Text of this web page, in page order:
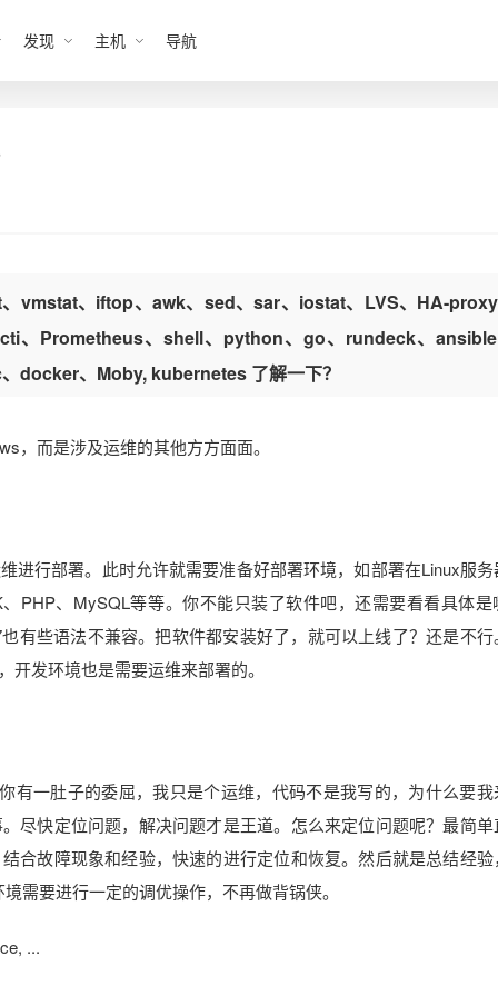
发现 主机 导航
vmstat、iftop、awk、sed、sar、iostat、LVS、HA-
、Prometheus、shell、python、go、rundeck、
、Moby, kubernetes 了解一下？
，而是涉及运维的其他方方面面。
进行部署。此时允许就需要准备好部署环境，如部署在Linux服
PHP、MySQL等等。你不能只装了软件吧，还需要看看具体是
有些语法不兼容。把软件都安装好了，就可以上线了？还是不
发环境也是需要运维来部署的。
有一肚子的委屈，我只是个运维，代码不是我写的，为什么要我
尽快定位问题，解决问题才是王道。怎么来定位问题呢？最简
合故障现象和经验，快速的进行定位和恢复。然后就是总结经
需要进行一定的调优操作，不再做背锅侠。
...